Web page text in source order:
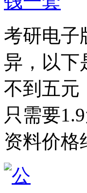
考研电子
异，以下
不到五元
只需要
资料价格